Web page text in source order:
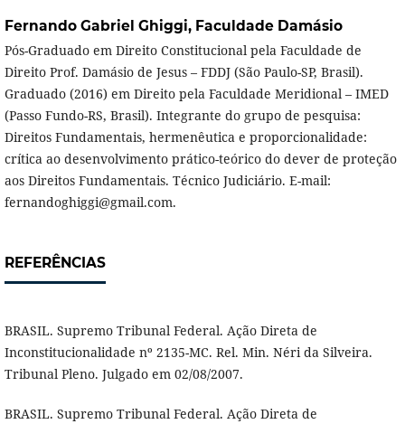
Fernando Gabriel Ghiggi, Faculdade Damásio
Pós-Graduado em Direito Constitucional pela Faculdade de
Direito Prof. Damásio de Jesus – FDDJ (São Paulo-SP, Brasil).
Graduado (2016) em Direito pela Faculdade Meridional – IMED
(Passo Fundo-RS, Brasil). Integrante do grupo de pesquisa:
Direitos Fundamentais, hermenêutica e proporcionalidade:
crítica ao desenvolvimento prático-teórico do dever de proteção
aos Direitos Fundamentais. Técnico Judiciário. E-mail:
fernandoghiggi@gmail.com.
REFERÊNCIAS
BRASIL. Supremo Tribunal Federal. Ação Direta de
Inconstitucionalidade nº 2135-MC. Rel. Min. Néri da Silveira.
Tribunal Pleno. Julgado em 02/08/2007.
BRASIL. Supremo Tribunal Federal. Ação Direta de